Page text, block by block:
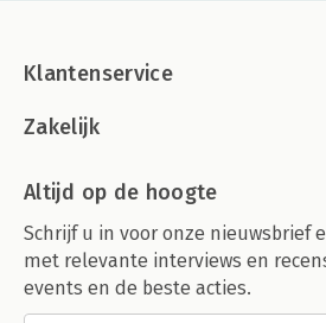
Klantenservice
Zakelijk
Altijd op de hoogte
Schrijf u in voor onze nieuwsbrief
met relevante interviews en
events en de beste acties.